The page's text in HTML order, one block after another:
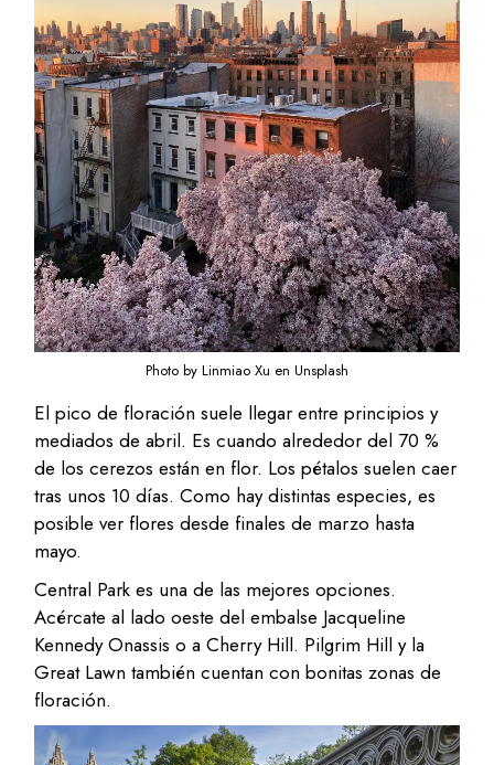
Photo by Linmiao Xu en Unsplash
El pico de floración suele llegar entre principios y
mediados de abril. Es cuando alrededor del 70 %
de los cerezos están en flor. Los pétalos suelen caer
tras unos 10 días. Como hay distintas especies, es
posible ver flores desde finales de marzo hasta
mayo.
Central Park es una de las mejores opciones.
Acércate al lado oeste del embalse Jacqueline
Kennedy Onassis o a Cherry Hill. Pilgrim Hill y la
Great Lawn también cuentan con bonitas zonas de
floración.